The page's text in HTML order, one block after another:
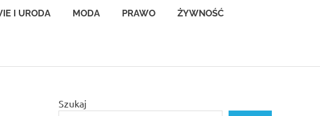
I URODA MODA PRAWO ŻYWNOŚĆ
Szukaj